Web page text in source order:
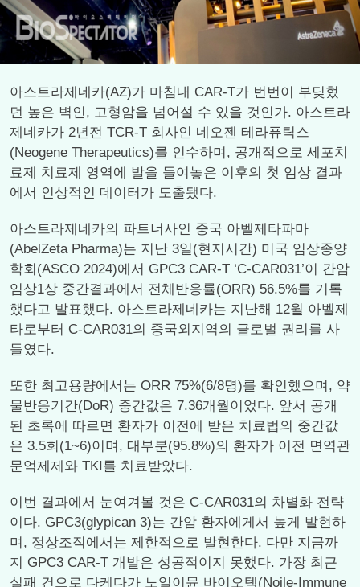
아스트라제네카(AZ)가 마침내 CAR-T가 번번이 부딪혔
던 높은 벽인, 고형암을 넘어설 수 있을 것인가. 아스트라
제네카가 2년전 TCR-T 회사인 네오젠 테라퓨틱스
(Neogene Therapeutics)를 인수하며, 공개적으로 세포치
료제 치료제 영역에 발을 들여놓은 이후의 첫 임상 결과
에서 인상적인 데이터가 도출됐다.
아스트라제네카의 파트너사인 중국 아벨제타파마
(AbelZeta Pharma)는 지난 3일(현지시간) 미국 임상종양
학회(ASCO 2024)에서 GPC3 CAR-T ‘C-CAR031’이 간암
임상1상 중간결과에서 전체반응률(ORR) 56.5%를 기록
했다고 발표했다. 아스트라제네카는 지난해 12월 아벨제
타로부터 C-CAR031의 중국외지역의 글로벌 권리를 사
들였다.
또한 최고용량에서는 ORR 75%(6/8명)를 확인했으며, 약
물반응기간(DoR) 중간값은 7.36개월이었다. 앞서 공개
된 초록에 따르면 환자가 이전에 받은 치료법의 중간값
은 3.5회(1~6)이며, 대부분(95.8%)의 환자가 이전 면역관
문억제제와 TKI를 치료받았다.
이번 결과에서 눈여겨볼 것은 C-CAR031의 차별화 전략
이다. GPC3(glypican 3)는 간암 환자에게서 높게 발현하
며, 정상조직에서는 제한적으로 발현한다. 다만 지금까
지 GPC3 CAR-T 개발은 성공적이지 못했다. 가장 최근
실패 건으로 다케다가 노일이뮨 바이오텍(Noile-Immune